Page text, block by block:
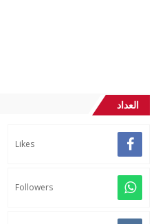
العداد
Likes
Followers